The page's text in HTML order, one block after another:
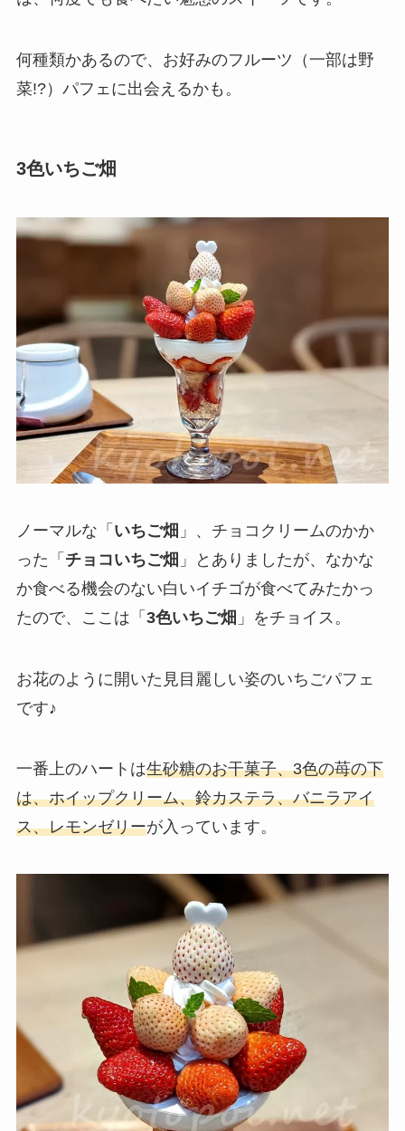
何種類かあるので、お好みのフルーツ（一部は野
菜!?）パフェに出会えるかも。
3色いちご畑
ノーマルな「 いちご畑 」、チョコクリームのかか
った「 チョコいちご畑 」とありましたが、なかな
か食べる機会のない白いイチゴが食べてみたかっ
たので、ここは「 3色いちご畑 」をチョイス。
お花のように開いた見目麗しい姿のいちごパフェ
です♪
一番上のハートは生砂糖のお干菓子、3色の苺の下
は、ホイップクリーム、鈴カステラ、バニラアイ
ス、レモンゼリーが入っています。